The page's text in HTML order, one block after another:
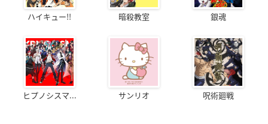
ハイキュー!! 暗殺教室 銀魂
ヒプノシスマ... サンリオ 呪術廻戦